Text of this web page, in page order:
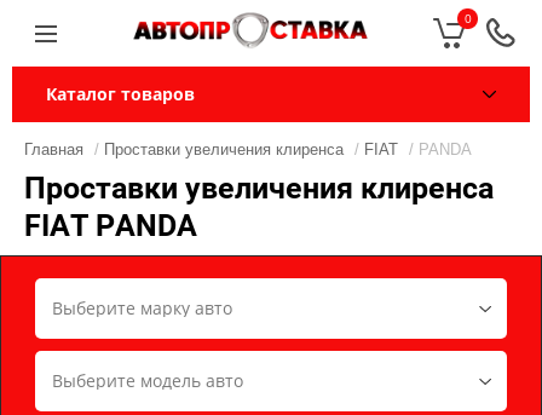
0
Каталог товаров
Главная / Проставки увеличения клиренса / FIAT / PANDA
Проставки увеличения клиренса
FIAT PANDA